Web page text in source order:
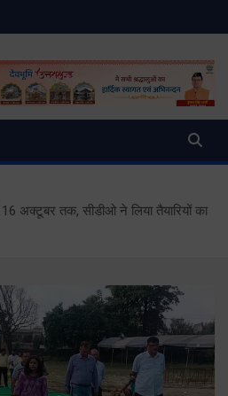
Uttarakhand
News
तक, सीडीओ ने लिया तैयारियों का